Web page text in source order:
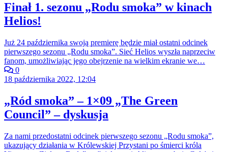
Finał 1. sezonu „Rodu smoka” w kinach
Helios!
Już 24 października swoją premierę będzie miał ostatni odcinek
pierwszego sezonu „Rodu smoka”. Sieć Helios wyszła naprzeciw
fanom, umożliwiając jego obejrzenie na wielkim ekranie we…
0
18 października 2022, 12:04
„Ród smoka” – 1×09 „The Green
Council” – dyskusja
Za nami przedostatni odcinek pierwszego sezonu „Rodu smoka”,
ukazujący działania w Królewskiej Przystani po śmierci króla